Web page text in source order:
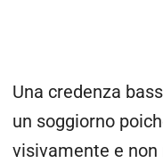
Una credenza
un soggiorno
visivamente e non